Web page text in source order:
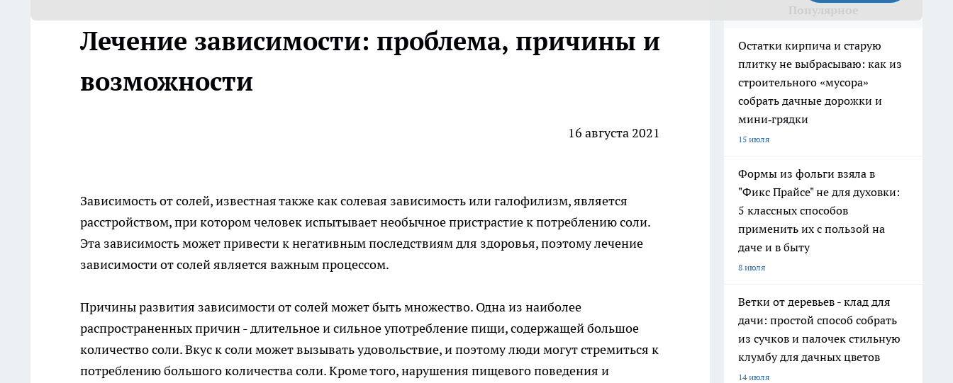
Лечение зависимости: проблема, причины и
возможности
16 августа 2021
Зависимостьот солей, известная также как солевая зависимость или галофилизм, является
расстройством, при котором человек испытывает необычное пристрастие к потреблению соли.
Эта зависимость может привести к негативным последствиям для здоровья, поэтому лечение
зависимости от солей является важным процессом.
Причины развития зависимости от солей может быть множество. Одна из наиболее
распространенных причин - длительное и сильное употребление пищи, содержащей большое
количество соли. Вкус к соли может вызывать удовольствие, и поэтому люди могут стремиться к
потреблению большого количества соли. Кроме того, нарушения пищевого поведения и
Остатки кирпича и старую
плитку не выбрасываю: как из
строительного «мусора»
собрать дачные дорожки и
мини‑грядки
15 июля
Формы из фольги взяла в
"Фикс Прайсе" не для духовки:
5 классных способов
применить их с пользой на
даче и в быту
8 июля
Ветки от деревьев - клад для
дачи: простой способ собрать
из сучков и палочек стильную
клумбу для дачных цветов
14 июля